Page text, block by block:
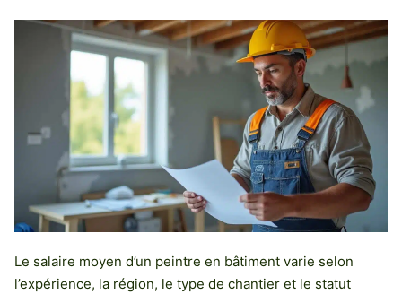
Le salaire moyen d’un peintre en bâtiment varie selon
l’expérience, la région, le type de chantier et le statut